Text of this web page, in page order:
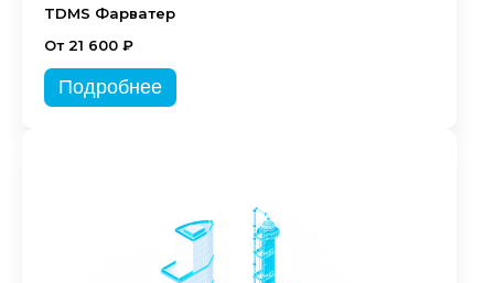
TDMS Фарватер
От 21 600 ₽
Подробнее